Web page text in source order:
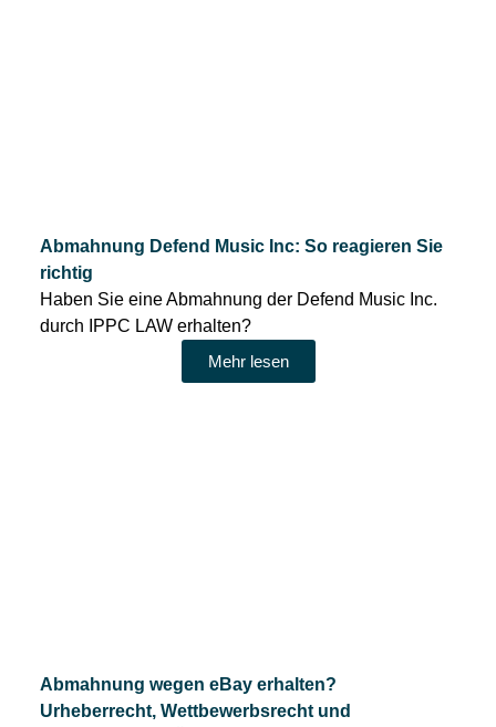
Abmahnung Defend Music Inc: So reagieren Sie
richtig
Haben Sie eine Abmahnung der Defend Music Inc.
durch IPPC LAW erhalten?
Mehr lesen
Abmahnung wegen eBay erhalten?
Urheberrecht, Wettbewerbsrecht und